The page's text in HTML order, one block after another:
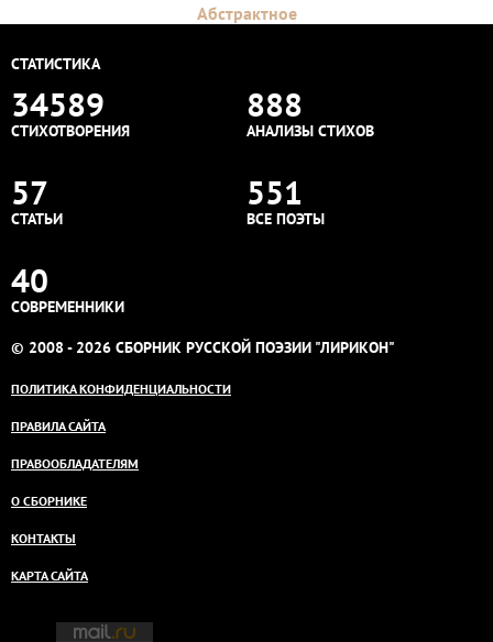
Абстрактное
СТАТИСТИКА
34589
СТИХОТВОРЕНИЯ
888
АНАЛИЗЫ СТИХОВ
57
СТАТЬИ
551
ВСЕ ПОЭТЫ
40
СОВРЕМЕННИКИ
© 2008 - 2026 СБОРНИК РУССКОЙ ПОЭЗИИ "ЛИРИКОН"
ПОЛИТИКА КОНФИДЕНЦИАЛЬНОСТИ
ПРАВИЛА САЙТА
ПРАВООБЛАДАТЕЛЯМ
О СБОРНИКЕ
КОНТАКТЫ
КАРТА САЙТА